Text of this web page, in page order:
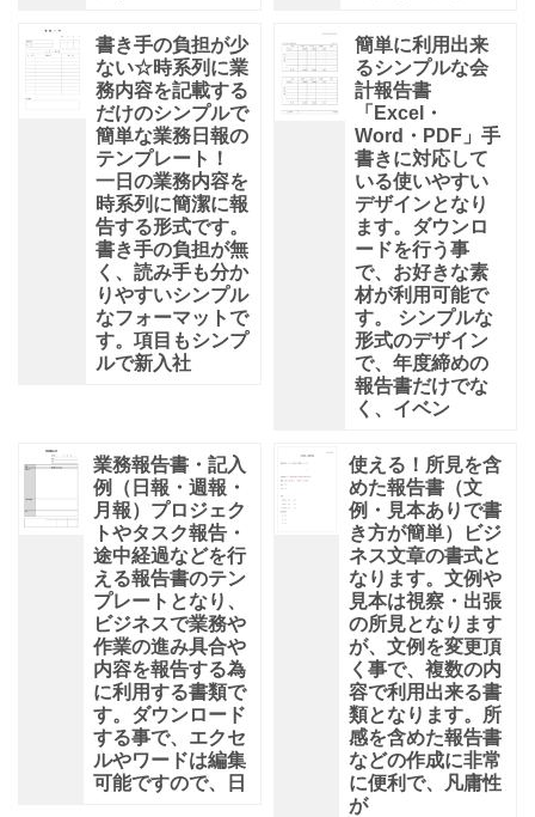
書き手の負担が少
ない☆時系列に業
務内容を記載する
だけのシンプルで
簡単な業務日報の
テンプレート！
一日の業務内容を
時系列に簡潔に報
告する形式です。
書き手の負担が無
く、読み手も分か
りやすいシンプル
なフォーマットで
す。項目もシンプ
ルで新入社
簡単に利用出来
るシンプルな会
計報告書
「Excel・
Word・PDF」手
書きに対応して
いる使いやすい
デザインとなり
ます。ダウンロ
ードを行う事
で、お好きな素
材が利用可能で
す。 シンプルな
形式のデザイン
で、年度締めの
報告書だけでな
く、イベン
業務報告書・記入
例（日報・週報・
月報）プロジェク
トやタスク報告・
途中経過などを行
える報告書のテン
プレートとなり、
ビジネスで業務や
作業の進み具合や
内容を報告する為
に利用する書類で
す。ダウンロード
する事で、エクセ
ルやワードは編集
可能ですので、日
使える！所見を含
めた報告書（文
例・見本ありで書
き方が簡単）ビジ
ネス文章の書式と
なります。文例や
見本は視察・出張
の所見となります
が、文例を変更頂
く事で、複数の内
容で利用出来る書
類となります。所
感を含めた報告書
などの作成に非常
に便利で、凡庸性
が